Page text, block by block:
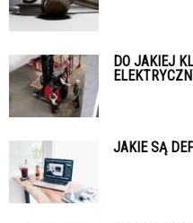
DO JAKIEJ
JAKIE SĄ